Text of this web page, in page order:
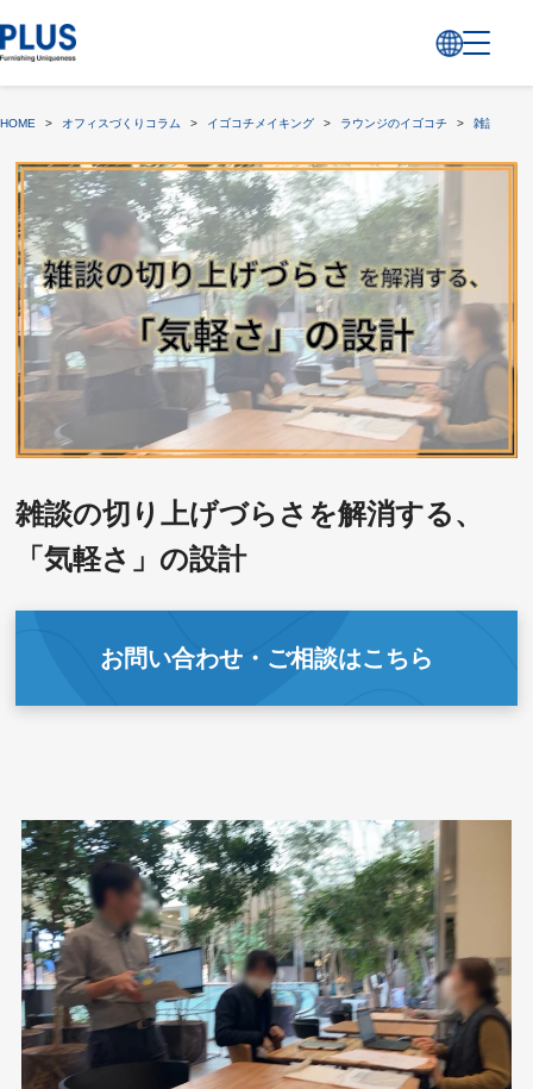
HOME > オフィスづくりコラム > イゴコチメイキング > ラウンジのイゴコチ > 雑談の切
雑談の切り上げづらさを解消する、
「気軽さ」の設計
お問い合わせ・ご相談はこちら